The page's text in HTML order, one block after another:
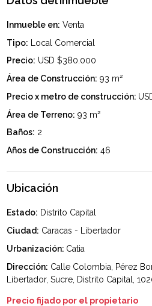
Inmueble en: Venta
Tipo: Local Comercial
Precio: USD $380.000
Área de Construcción: 93 m²
Precio x metro de construcción:
Área de Terreno: 93 m²
Baños: 2
Años de Construcción: 46
Ubicación
Estado: Distrito Capital
Ciudad: Caracas - Libertador
Urbanización: Catia
Dirección: Calle Colombia, Pérez
Libertador, Sucre, Distrito Capital,
Precio fijado por el propietario